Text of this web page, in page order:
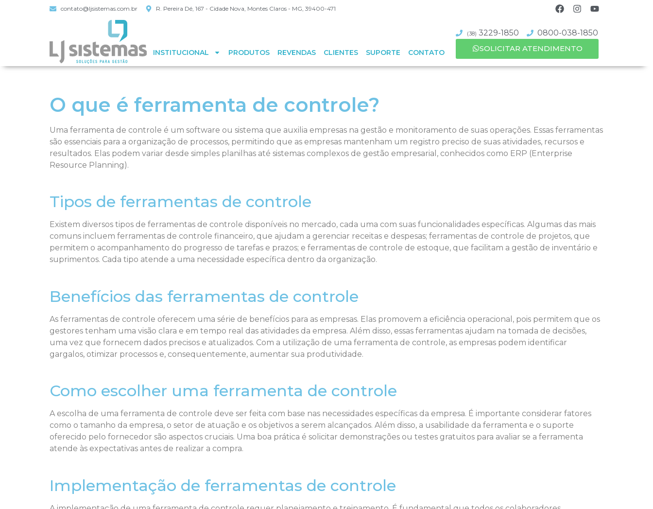
contato@ljsistemas.com.br R. Pereira Dé, 167 - Cidade Nova, Montes Claros - MG, 39400-471
INSTITUCIONAL PRODUTOS REVENDAS CLIENTES SUPORTE CONTATO
(38) 3229-1850
0800-038-1850
SOLICITAR ATENDIMENTO
O que é ferramenta de controle?
Uma ferramenta de controle é um software ou sistema que auxilia empresas na gestão e monitoramento de suas operações. Essas ferramentas
são essenciais para a organização de processos, permitindo que as empresas mantenham um registro preciso de suas atividades, recursos e
resultados. Elas podem variar desde simples planilhas até sistemas complexos de gestão empresarial, conhecidos como ERP (Enterprise
Resource Planning).
Tipos de ferramentas de controle
Existem diversos tipos de ferramentas de controle disponíveis no mercado, cada uma com suas funcionalidades específicas. Algumas das mais
comuns incluem ferramentas de controle financeiro, que ajudam a gerenciar receitas e despesas; ferramentas de controle de projetos, que
permitem o acompanhamento do progresso de tarefas e prazos; e ferramentas de controle de estoque, que facilitam a gestão de inventário e
suprimentos. Cada tipo atende a uma necessidade específica dentro da organização.
Benefícios das ferramentas de controle
As ferramentas de controle oferecem uma série de benefícios para as empresas. Elas promovem a eficiência operacional, pois permitem que os
gestores tenham uma visão clara e em tempo real das atividades da empresa. Além disso, essas ferramentas ajudam na tomada de decisões,
uma vez que fornecem dados precisos e atualizados. Com a utilização de uma ferramenta de controle, as empresas podem identificar
gargalos, otimizar processos e, consequentemente, aumentar sua produtividade.
Como escolher uma ferramenta de controle
A escolha de uma ferramenta de controle deve ser feita com base nas necessidades específicas da empresa. É importante considerar fatores
como o tamanho da empresa, o setor de atuação e os objetivos a serem alcançados. Além disso, a usabilidade da ferramenta e o suporte
oferecido pelo fornecedor são aspectos cruciais. Uma boa prática é solicitar demonstrações ou testes gratuitos para avaliar se a ferramenta
atende às expectativas antes de realizar a compra.
Implementação de ferramentas de controle